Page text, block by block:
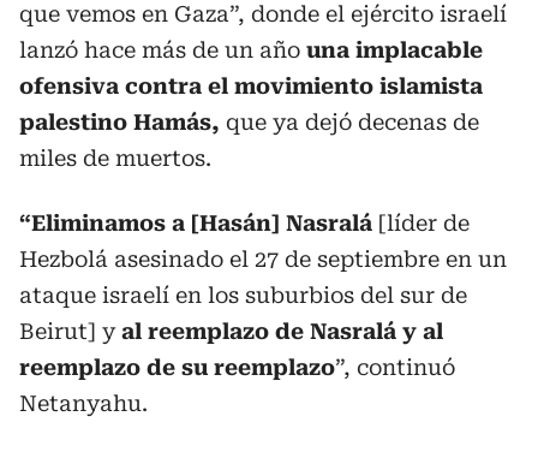
que vemos en Gaza”, donde el ejército israelí
lanzó hace más de un año una implacable
ofensiva contra el movimiento islamista
palestino Hamás, que ya dejó decenas de
miles de muertos.
“Eliminamos a [Hasán] Nasralá [líder de
Hezbolá asesinado el 27 de septiembre en un
ataque israelí en los suburbios del sur de
Beirut] yal reemplazo de Nasralá y al
reemplazo de su reemplazo”, continuó
Netanyahu.